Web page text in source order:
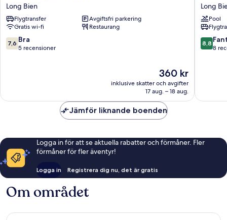
Hotel
Long
Bien
Long Bien
Flygtransfer
Avgiftsfri parkering
Gratis wi-fi
Restaurang
7.6
av
7,6 Bra
5 recensioner
Priset
är
360 kr
360 kr
inklusive skatter och avgifter
17 aug. – 18 aug.
Monde
Art
Long
Bien
Long
Pool
8.8
av
8,8
8
Jämför liknande boenden
Logga in för att se aktuella rabatter och förmåner. Fler
förmåner för fler äventyr!
Logga in Registrera dig nu, det är gratis
Om området